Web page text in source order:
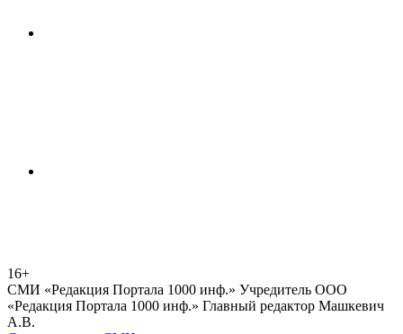
16+
СМИ «Редакция Портала 1000 инф.» Учредитель ООО
«Редакция Портала 1000 инф.» Главный редактор Машкевич
А.В.